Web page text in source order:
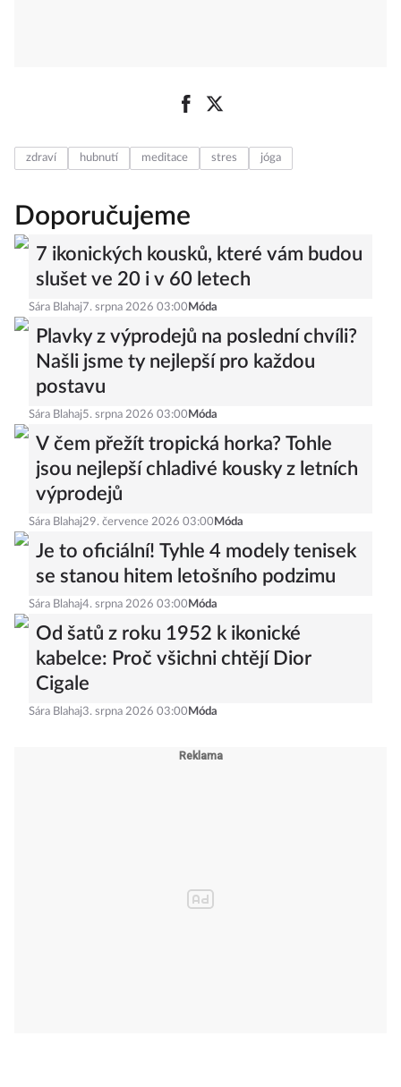
zdraví hubnutí meditace stres jóga
Doporučujeme
7 ikonických kousků, které vám budou
slušet ve 20 i v 60 letech
Sára Blahaj 7. srpna 2026 03:00 Móda
Plavky z výprodejů na poslední chvíli?
Našli jsme ty nejlepší pro každou
postavu
Sára Blahaj5. srpna 2026 03:00 Móda
V čem přežít tropická horka? Tohle
jsou nejlepší chladivé kousky z letních
výprodejů
Sára Blahaj29. července 2026 03:00 Móda
Je to oficiální! Tyhle 4 modely tenisek
se stanou hitem letošního podzimu
Sára Blahaj4. srpna 2026 03:00 Móda
Od šatů z roku 1952 k ikonické
kabelce: Proč všichni chtějí Dior
Cigale
Sára Blahaj3. srpna 2026 03:00 Móda